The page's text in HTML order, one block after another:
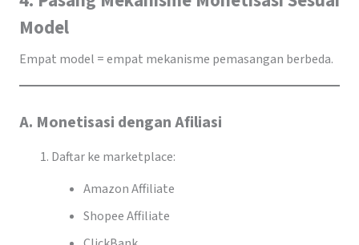
Model
Empat model = empat mekanisme pemasangan berbeda.
A. Monetisasi dengan Afiliasi
Daftar ke marketplace:
Amazon Affiliate
Shopee Affiliate